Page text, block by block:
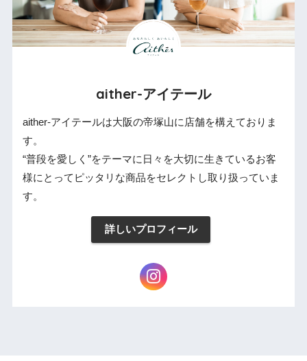
aither-アイテール
aither-アイテールは大阪の帝塚山に店舗を構えておりま
す。
“普段を愛しく”をテーマに日々を大切に生きているお客
様にとってピッタリな商品をセレクトし取り扱っていま
す。
詳しいプロフィール